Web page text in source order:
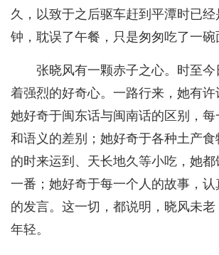
久，以致于之后驱车赶到平潭时已经
钟，耽误了午餐，只是匆匆吃了一碗
张晓风有一颗赤子之心。时至
着强烈的好奇心。一路行来，她有许
她好奇于闽东话与闽南话的区别，
和语义的差别；她好奇于各种土产
的时来运到、天长地久等小吃，她
一番；她好奇于每一个人的故事，认
的发言。这一切，都说明，晓风未老
年轻。